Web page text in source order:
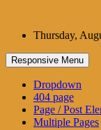
contentThursday,
Responsive Menu
Dropdown
404 page
Page / Post
Multiple Pages